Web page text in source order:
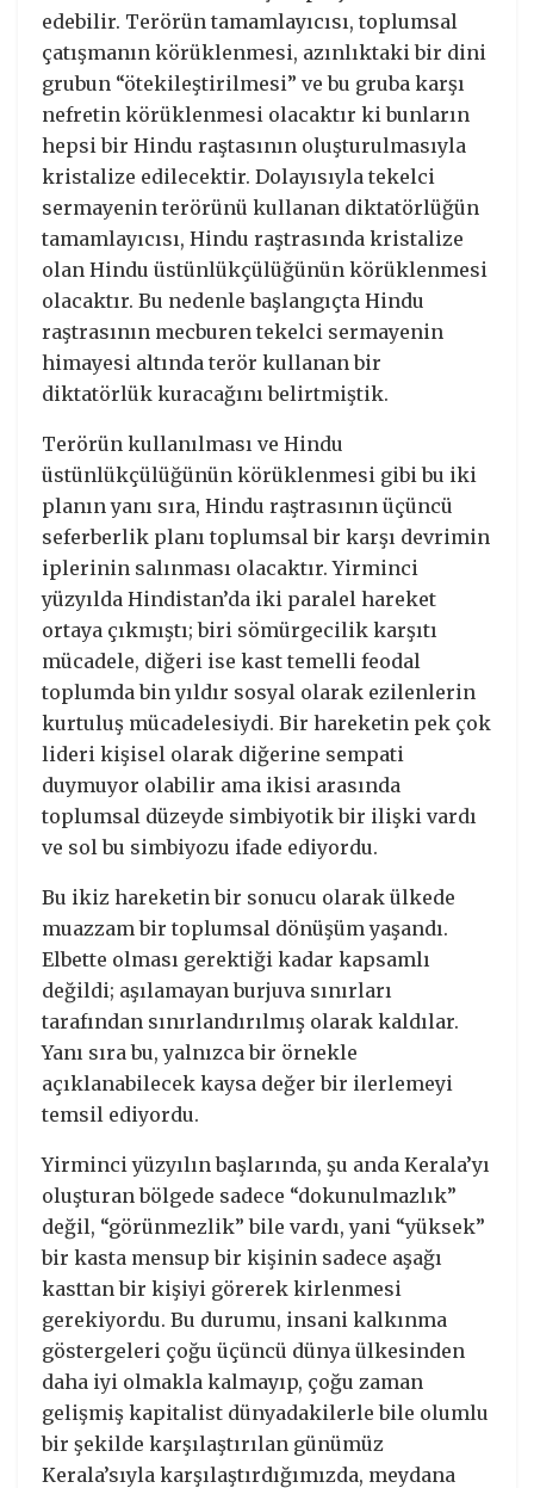
edebilir. Terörün tamamlayıcısı, toplumsal
çatışmanın körüklenmesi, azınlıktaki bir dini
grubun “ötekileştirilmesi” ve bu gruba karşı
nefretin körüklenmesi olacaktır ki bunların
hepsi bir Hindu raştasının oluşturulmasıyla
kristalize edilecektir. Dolayısıyla tekelci
sermayenin terörünü kullanan diktatörlüğün
tamamlayıcısı, Hindu raştrasında kristalize
olan Hindu üstünlükçülüğünün körüklenmesi
olacaktır. Bu nedenle başlangıçta Hindu
raştrasının mecburen tekelci sermayenin
himayesi altında terör kullanan bir
diktatörlük kuracağını belirtmiştik.
Terörün kullanılması ve Hindu
üstünlükçülüğünün körüklenmesi gibi bu iki
planın yanı sıra, Hindu raştrasının üçüncü
seferberlik planı toplumsal bir karşı devrimin
iplerinin salınması olacaktır. Yirminci
yüzyılda Hindistan’da iki paralel hareket
ortaya çıkmıştı; biri sömürgecilik karşıtı
mücadele, diğeri ise kast temelli feodal
toplumda bin yıldır sosyal olarak ezilenlerin
kurtuluş mücadelesiydi. Bir hareketin pek çok
lideri kişisel olarak diğerine sempati
duymuyor olabilir ama ikisi arasında
toplumsal düzeyde simbiyotik bir ilişki vardı
ve sol bu simbiyozu ifade ediyordu.
Bu ikiz hareketin bir sonucu olarak ülkede
muazzam bir toplumsal dönüşüm yaşandı.
Elbette olması gerektiği kadar kapsamlı
değildi; aşılamayan burjuva sınırları
tarafından sınırlandırılmış olarak kaldılar.
Yanı sıra bu, yalnızca bir örnekle
açıklanabilecek kaysa değer bir ilerlemeyi
temsil ediyordu.
Yirminci yüzyılın başlarında, şu anda Kerala’yı
oluşturan bölgede sadece “dokunulmazlık”
değil, “görünmezlik” bile vardı, yani “yüksek”
bir kasta mensup bir kişinin sadece aşağı
kasttan bir kişiyi görerek kirlenmesi
gerekiyordu. Bu durumu, insani kalkınma
göstergeleri çoğu üçüncü dünya ülkesinden
daha iyi olmakla kalmayıp, çoğu zaman
gelişmiş kapitalist dünyadakilerle bile olumlu
bir şekilde karşılaştırılan günümüz
Kerala’sıyla karşılaştırdığımızda, meydana